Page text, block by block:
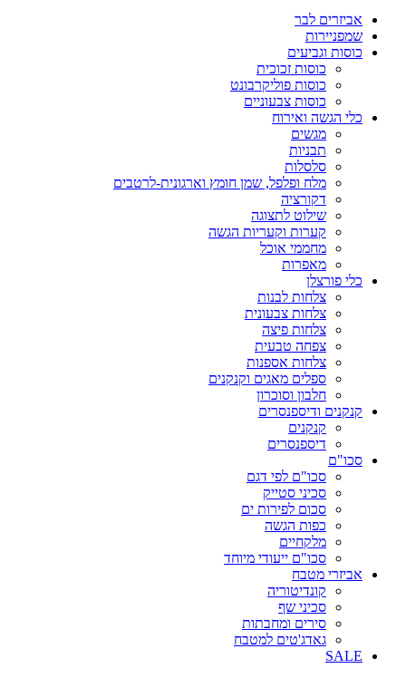
אביזרים לבר
שמפניירות
כוסות וגביעים
כוסות זכוכית
כוסות פוליקרבונט
כוסות צבעוניים
כלי הגשה ואירוח
מגשים
תבניות
סלסלות
מלח ופלפל, שמן חומץ וארגונית-לרטבים
דקורציה
שילוט לתצוגה
קערות וקעריות הגשה
מחממי אוכל
מאפרות
כלי פורצלן
צלחות לבנות
צלחות צבעונית
צלחות פיצה
צפחה טבעית
צלחות אספנות
ספלים מאגים וקנקנים
חלבון וסוכרון
קנקנים ודיספנסרים
קנקנים
דיספנסרים
סכו"ם
סכו"ם לפי דגם
סכיני סטייק
סכום לפירות ים
כפות הגשה
מלקחיים
סכו"ם ייעודי מיוחד
אביזרי מטבח
קונדיטוריה
סכיני שף
סירים ומחבתות
גאדג'טים למטבח
SALE